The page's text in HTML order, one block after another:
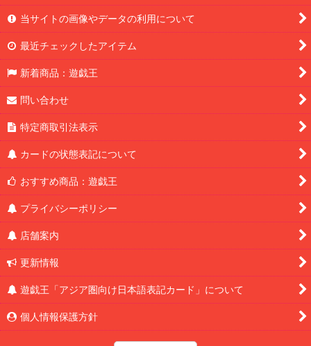
当サイトの画像やデータの利用について
最近チェックしたアイテム
新着商品：遊戯王
問い合わせ
特定商取引法表示
カードの状態表記について
おすすめ商品：遊戯王
プライバシーポリシー
店舗案内
更新情報
遊戯王「アジア圏向け日本語表記カード」について
個人情報保護方針